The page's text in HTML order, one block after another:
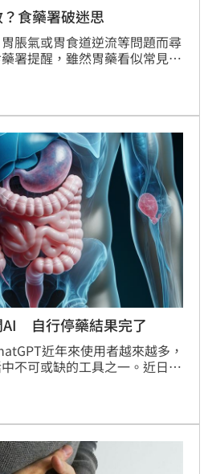
食藥署破迷思
脹氣或胃食道逆流等問題而尋
署提醒，雖然胃藥看似常見、
可能影響療效甚至增加身體負
AI 自行停藥結果完了
近年來使用者越來越多，
不可或缺的工具之一。近日，
菌的治療，但因為錯誤解讀
學上越來越普及，但是吃藥還
議。